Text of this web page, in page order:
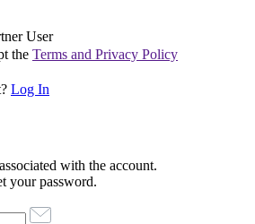
User
the Terms and Privacy Policy
Log In
with the account.
your password.